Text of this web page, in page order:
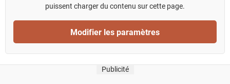
puissent charger du contenu sur cette page.
Modifier les paramètres
Publicité